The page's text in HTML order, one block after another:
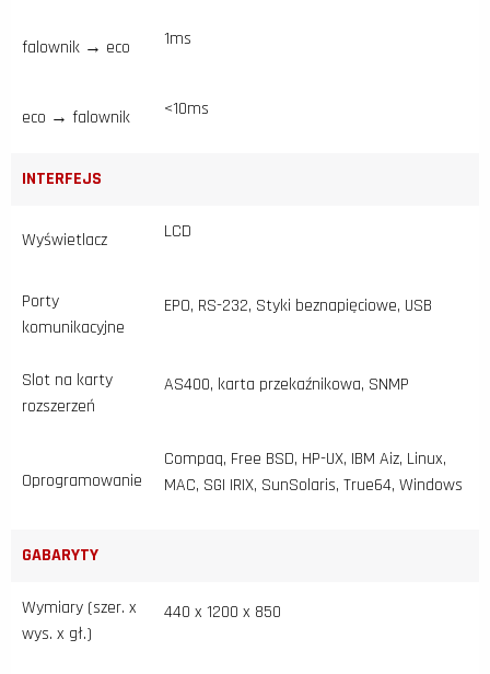
falownik → eco 1ms
eco → falownik <10ms
INTERFEJS
Wyświetlacz LCD
Porty
komunikacyjne
EPO, RS-232, Styki beznapięciowe, USB
Slot na karty
rozszerzeń
AS400, karta przekaźnikowa, SNMP
Oprogramowanie
Compaq, Free BSD, HP-UX, IBM Aiz, Linux,
MAC, SGI IRIX, SunSolaris, True64, Windows
GABARYTY
Wymiary (szer. x
wys. x gł.)
440 x 1200 x 850